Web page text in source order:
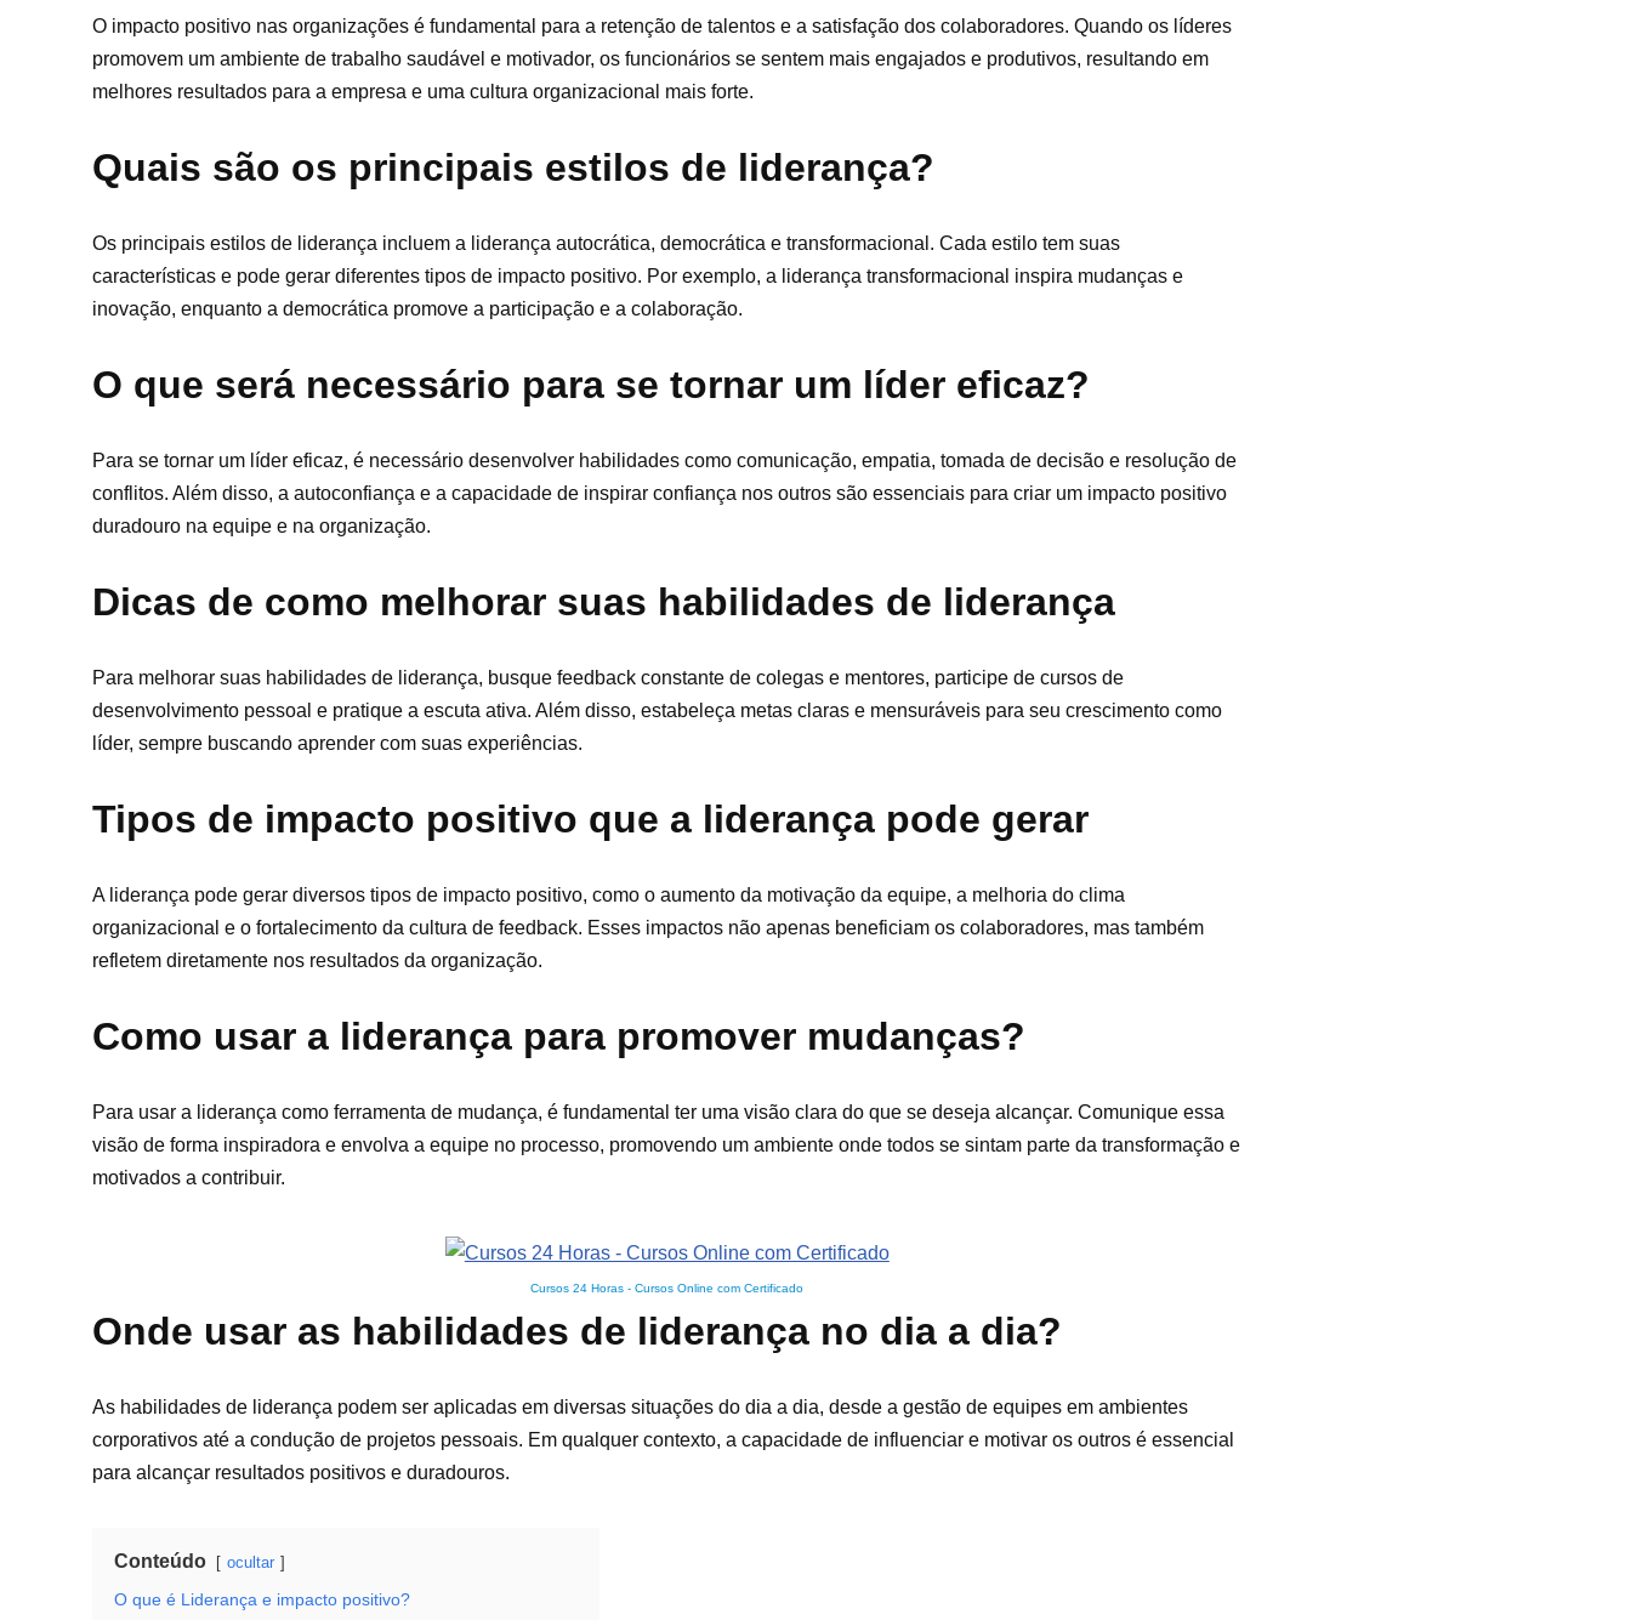
O impacto positivo nas organizações é fundamental para a retenção de talentos e a satisfação dos colaboradores. Quando os líderes
promovem um ambiente de trabalho saudável e motivador, os funcionários se sentem mais engajados e produtivos, resultando em
melhores resultados para a empresa e uma cultura organizacional mais forte.
Quais são os principais estilos de liderança?
Os principais estilos de liderança incluem a liderança autocrática, democrática e transformacional. Cada estilo tem suas
características e pode gerar diferentes tipos de impacto positivo. Por exemplo, a liderança transformacional inspira mudanças e
inovação, enquanto a democrática promove a participação e a colaboração.
O que será necessário para se tornar um líder eficaz?
Para se tornar um líder eficaz, é necessário desenvolver habilidades como comunicação, empatia, tomada de decisão e resolução de
conflitos. Além disso, a autoconfiança e a capacidade de inspirar confiança nos outros são essenciais para criar um impacto positivo
duradouro na equipe e na organização.
Dicas de como melhorar suas habilidades de liderança
Para melhorar suas habilidades de liderança, busque feedback constante de colegas e mentores, participe de cursos de
desenvolvimento pessoal e pratique a escuta ativa. Além disso, estabeleça metas claras e mensuráveis para seu crescimento como
líder, sempre buscando aprender com suas experiências.
Tipos de impacto positivo que a liderança pode gerar
A liderança pode gerar diversos tipos de impacto positivo, como o aumento da motivação da equipe, a melhoria do clima
organizacional e o fortalecimento da cultura de feedback. Esses impactos não apenas beneficiam os colaboradores, mas também
refletem diretamente nos resultados da organização.
Como usar a liderança para promover mudanças?
Para usar a liderança como ferramenta de mudança, é fundamental ter uma visão clara do que se deseja alcançar. Comunique essa
visão de forma inspiradora e envolva a equipe no processo, promovendo um ambiente onde todos se sintam parte da transformação e
motivados a contribuir.
Cursos 24 Horas - Cursos Online com Certificado
Onde usar as habilidades de liderança no dia a dia?
As habilidades de liderança podem ser aplicadas em diversas situações do dia a dia, desde a gestão de equipes em ambientes
corporativos até a condução de projetos pessoais. Em qualquer contexto, a capacidade de influenciar e motivar os outros é essencial
para alcançar resultados positivos e duradouros.
Conteúdo ocultar
O que é Liderança e impacto positivo?